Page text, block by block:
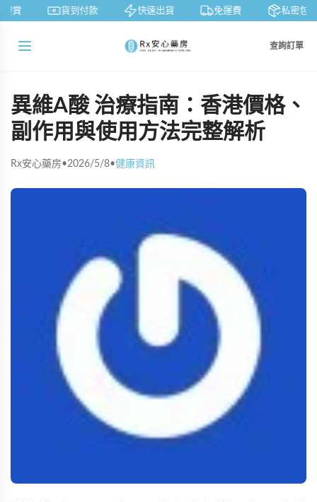
賞 貨到付款 快速出貨 免運費 私密包裝
查詢訂單
異維A酸 治療指南：香港價格、
副作用與使用方法完整解析
Rx安心藥房•2026/5/8•健康資訊